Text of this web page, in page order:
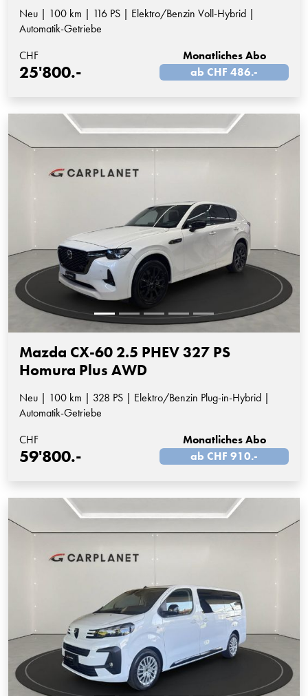
Neu | 100 km | 116 PS | Elektro/Benzin Voll-Hybrid |
Automatik-Getriebe
CHF
25'800.-
Monatliches Abo
ab CHF 486.-
Mazda CX-60 2.5 PHEV 327 PS
Homura Plus AWD
Neu | 100 km | 328 PS | Elektro/Benzin Plug-in-Hybrid |
Automatik-Getriebe
CHF
59'800.-
Monatliches Abo
ab CHF 910.-